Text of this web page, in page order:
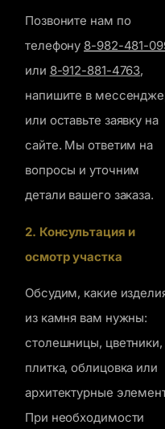
Позвоните нам по
телефону 8-982-481-
или 8-912-881-4763,
напишите в
или оставьте заявку на
сайте. Мы ответим на
вопросы и уточним
детали вашего заказа.
2. Консультация и
осмотр участка
Обсудим, какие
из камня вам нужны:
столешницы, цветники,
плитка, облицовка или
архитектурные
При необходимости